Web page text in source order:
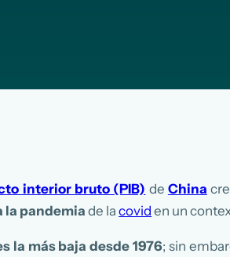
interior bruto (PIB) de China
la pandemiade lacovid en un
la más baja desde 1976; sin